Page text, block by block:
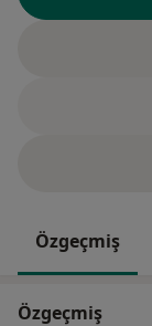
Özgeçmiş
Özgeçmiş